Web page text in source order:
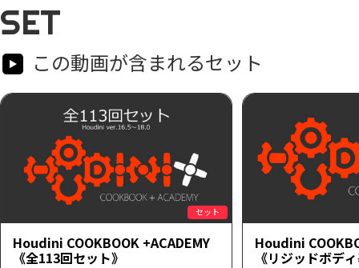
SET
この動画が含まれるセット
セット
Houdini COOKBOOK +ACADEMY
《全113回セット》
Houdini
《リジッドボデ